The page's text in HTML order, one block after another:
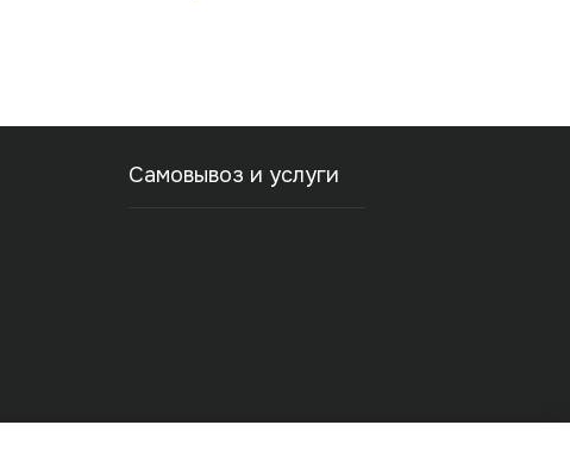
Самовывоз и услуги